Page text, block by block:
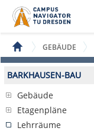
GEBÄUDE
BARKHAUSEN-BAU
Gebäude
Etagenpläne
Lehrräume